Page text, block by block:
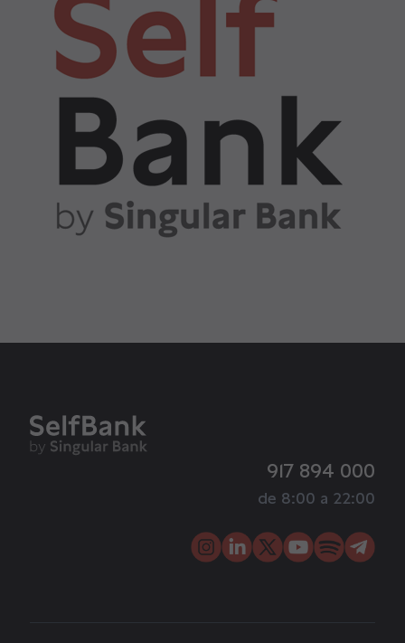
917 894 000
de 8:00 a 22:00